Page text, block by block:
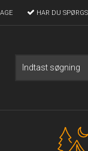
HAR DU